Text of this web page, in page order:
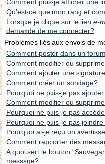
Comment puis-je afficher une
Qu’est-ce que mon rang et
Lorsque je clique sur le lien e-
demande de me connecter?
Problèmes liés aux envois de
Comment poster dans un
Comment modifier ou
Comment ajouter une
Comment créer un sondage?
Pourquoi ne puis-je pas
Comment modifier ou
Pourquoi ne puis-je pas
Pourquoi ne puis-je pas
Pourquoi ai-je reçu un
Comment rapporter des
A quoi sert le bouton
message?